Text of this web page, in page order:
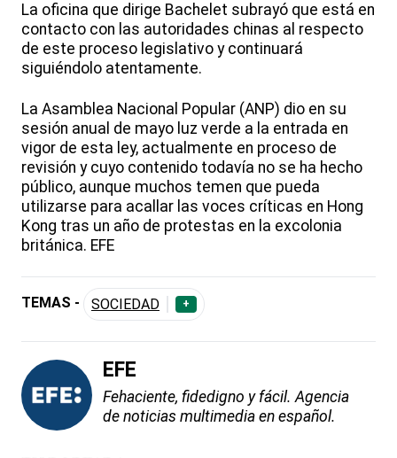
La oficina que dirige Bachelet subrayó que está en
contacto con las autoridades chinas al respecto
de este proceso legislativo y continuará
siguiéndolo atentamente.
La Asamblea Nacional Popular (ANP) dio en su
sesión anual de mayo luz verde a la entrada en
vigor de esta ley, actualmente en proceso de
revisión y cuyo contenido todavía no se ha hecho
público, aunque muchos temen que pueda
utilizarse para acallar las voces críticas en Hong
Kong tras un año de protestas en la excolonia
británica. EFE
TEMAS - SOCIEDAD +
EFE
Fehaciente, fidedigno y fácil. Agencia
de noticias multimedia en español.